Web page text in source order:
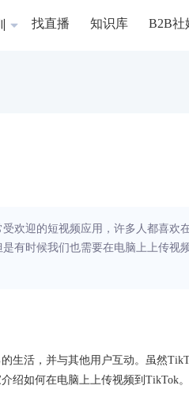
找直播 知识库 B2B社
欢迎的短视频应用，许多人都喜欢
有时候我们也需要在电脑上上传视
生活，并与其他用户互动。虽然
绍如何在电脑上上传视频到TikTok。